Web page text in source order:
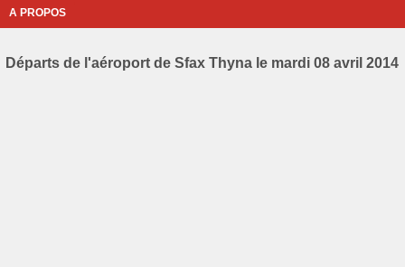
A PROPOS
Départs de l'aéroport de Sfax Thyna le mardi 08 avril 2014